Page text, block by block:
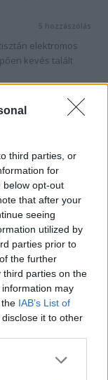
third parties, or
for
below opt-out
that after your
seeing
utilized by
parties prior to
the further
third parties on the
information may
IAB’s List of
it to other
5 hozzászólás
elektromos
kevés talált
EQC
0 hozzászólás
az EQC esetében?